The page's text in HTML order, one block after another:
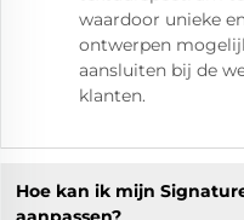
waardoor unieke
ontwerpen
aansluiten bij de
klanten.
Hoe kan ik mijn